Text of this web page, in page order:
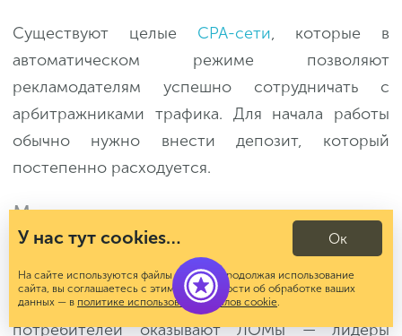
Существуют целые CPA-сети, которые в
автоматическом режиме позволяют
рекламодателям успешно сотрудничать с
арбитражниками трафика. Для начала работы
обычно нужно внести депозит, который
постепенно расходуется.
Маркетинг влияния
Помимо платформ, тематических ресурсов и
сообществ всё большее влияние на
потребителей оказывают ЛОМы — лидеры
У нас тут cookies…
На сайте используются файлы cookies. Продолжая использование
сайта, вы соглашаетесь с этим. Подробности об обработке ваших
данных — в политике использования файлов cookie.
Ок